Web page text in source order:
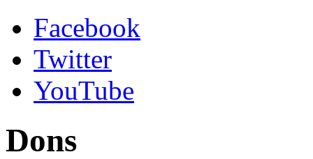
Facebook
Twitter
YouTube
Dons